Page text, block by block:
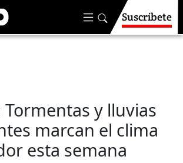
Suscríbete
y lluvias
marcan el clima
esta semana